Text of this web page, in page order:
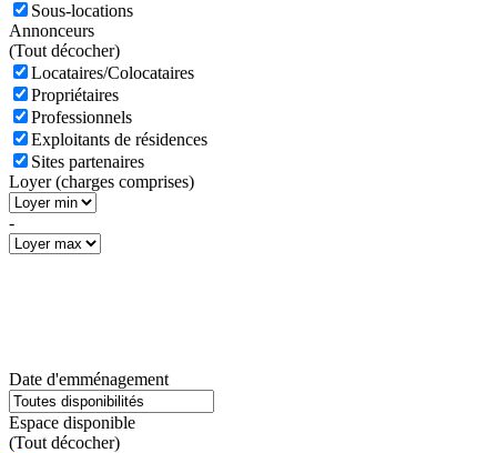
Sous-locations
Annonceurs
(Tout décocher)
Locataires/Colocataires
Propriétaires
Professionnels
Exploitants de résidences
Sites partenaires
Loyer (charges comprises)
-
Date d'emménagement
Espace disponible
(Tout décocher)